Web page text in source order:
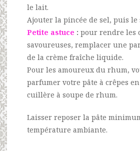
le lait.
Ajouter la pincée de sel, puis
Petite astuce : pour rendre les
savoureuses, remplacer une
de la crème fraîche liquide.
Pour les amoureux du rhum,
parfumer votre pâte à crêpes
cuillère à soupe de rhum.
Laisser reposer la pâte
température ambiante.